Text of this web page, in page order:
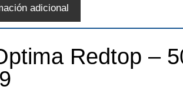
adicional
Redtop –